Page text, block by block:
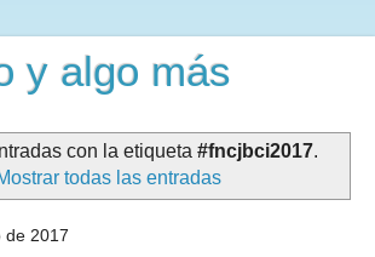
y algo más
con la etiqueta #fncjbci2017.
todas las entradas
de 2017